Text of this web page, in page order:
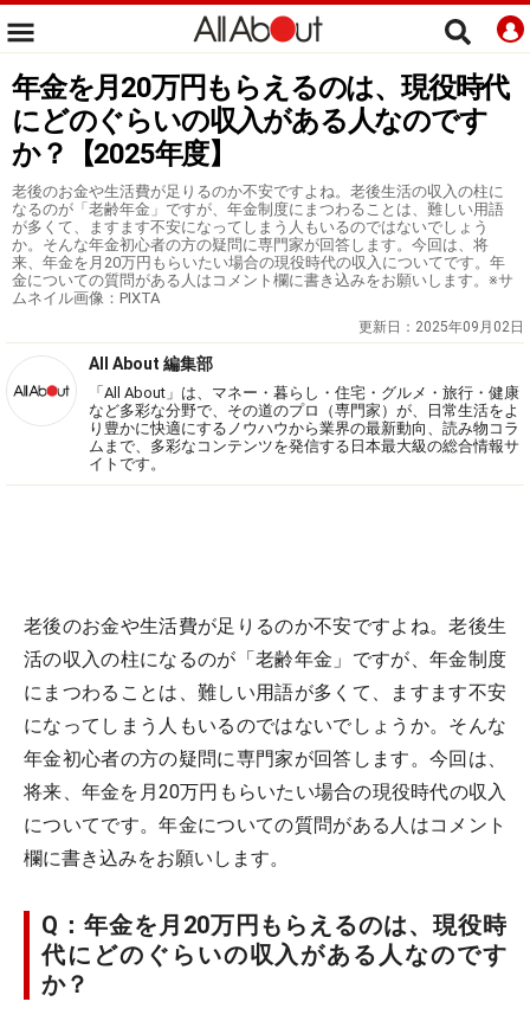
年金を月20万円もらえるのは、現役時代
にどのぐらいの収入がある人なのです
か？【2025年度】
老後のお金や生活費が足りるのか不安ですよね。老後生活の収入の柱に
なるのが「老齢年金」ですが、年金制度にまつわることは、難しい用語
が多くて、ますます不安になってしまう人もいるのではないでしょう
か。そんな年金初心者の方の疑問に専門家が回答します。今回は、将
来、年金を月20万円もらいたい場合の現役時代の収入についてです。年
金についての質問がある人はコメント欄に書き込みをお願いします。※サ
ムネイル画像：PIXTA
更新日： 2025年09月02日
All About 編集部
「All About」は、マネー・暮らし・住宅・グルメ・旅行・健康
など多彩な分野で、その道のプロ（専門家）が、日常生活をよ
り豊かに快適にするノウハウから業界の最新動向、読み物コラ
ムまで、多彩なコンテンツを発信する日本最大級の総合情報サ
イトです。
老後のお金や生活費が足りるのか不安ですよね。老後生
活の収入の柱になるのが「老齢年金」ですが、年金制度
にまつわることは、難しい用語が多くて、ますます不安
になってしまう人もいるのではないでしょうか。そんな
年金初心者の方の疑問に専門家が回答します。今回は、
将来、年金を月20万円もらいたい場合の現役時代の収入
についてです。年金についての質問がある人はコメント
欄に書き込みをお願いします。
Q：年金を月20万円もらえるのは、現役時
代にどのぐらいの収入がある人なのです
か？